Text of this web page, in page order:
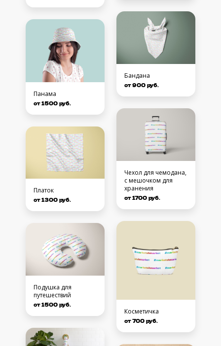
Панама
от 1500 руб.
Платок
от 1300 руб.
Подушка для
путешествий
от 1500 руб.
Бандана
от 900 руб.
Чехол для чемодана,
с мешочком для
хранения
от 1700 руб.
Косметичка
от 700 руб.